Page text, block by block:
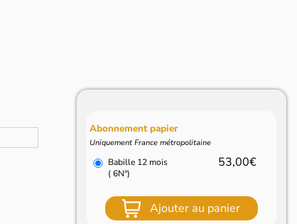
Abonnement papier
Uniquement France métropolitaine
Babille 12 mois
( 6N°)
53,00€
Ajouter au panier